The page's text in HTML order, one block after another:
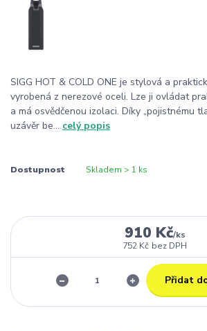
SIGG HOT & COLD ONE je stylová a
vyrobená z nerezové oceli. Lze ji ovládat
a má osvědčenou izolaci. Díky „pojistnému
uzávěr be... celý popis
Dostupnost Skladem > 1 ks
910 Kč/ks
752 Kč bez DPH
Přidat